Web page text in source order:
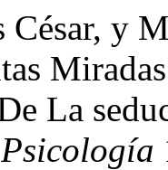
y
La